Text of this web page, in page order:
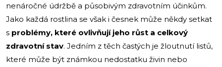
nenáročné údržbě a působivým zdravotním účinkům.
Jako každá rostlina se však i česnek může někdy setkat
s problémy, které ovlivňují jeho růst a celkový
zdravotní stav. Jedním z těch častých je žloutnutí listů,
které může být známkou nedostatku živin nebo